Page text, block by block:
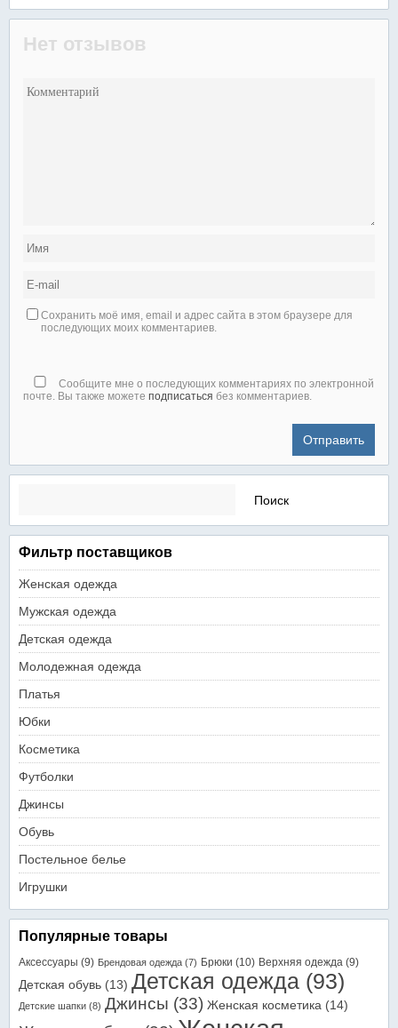
Нет отзывов
Сохранить моё имя, email и адрес сайта в этом браузере для
последующих моих комментариев.
Сообщите мне о последующих комментариях по электронной
почте. Вы также можете подписаться без комментариев.
Найти:
Фильтр поставщиков
Женская одежда
Мужская одежда
Детская одежда
Молодежная одежда
Платья
Юбки
Косметика
Футболки
Джинсы
Обувь
Постельное белье
Игрушки
Популярные товары
Аксессуары (9) Брендовая одежда (7) Брюки (10) Верхняя одежда (9)
Детская обувь (13) Детская одежда (93)
Детские шапки (8) Джинсы (33) Женская косметика (14)